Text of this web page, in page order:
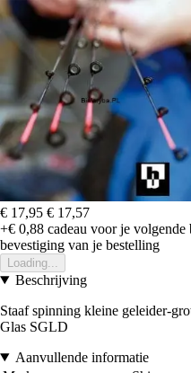
€ 17,95 € 17,57
+€ 0,88 cadeau voor je volgende
bevestiging van je bestelling
Loading...
Beschrijving
Staaf spinning kleine geleider-
Glas SGLD
Aanvullende informatie